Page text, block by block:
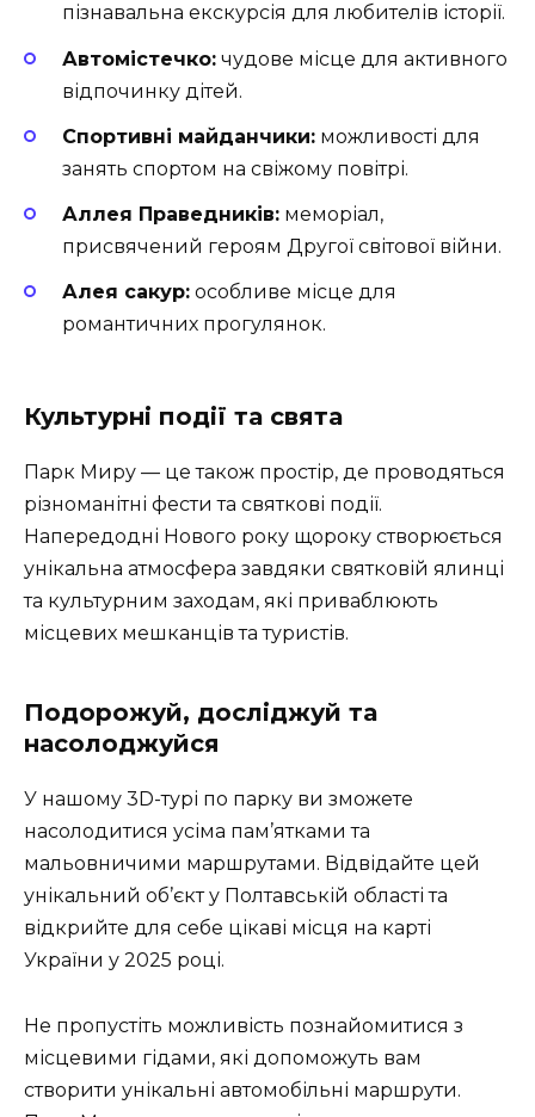
пізнавальна екскурсія для любителів історії.
Автомістечко: чудове місце для активного
відпочинку дітей.
Спортивні майданчики: можливості для
занять спортом на свіжому повітрі.
Аллея Праведників: меморіал,
присвячений героям Другої світової війни.
Алея сакур: особливе місце для
романтичних прогулянок.
Культурні події та свята
Парк Миру — це також простір, де проводяться
різноманітні фести та святкові події.
Напередодні Нового року щороку створюється
унікальна атмосфера завдяки святковій ялинці
та культурним заходам, які приваблюють
місцевих мешканців та туристів.
Подорожуй, досліджуй та
насолоджуйся
У нашому 3D-турі по парку ви зможете
насолодитися усіма пам’ятками та
мальовничими маршрутами. Відвідайте цей
унікальний об’єкт у Полтавській області та
відкрийте для себе цікаві місця на карті
України у 2025 році.
Не пропустіть можливість познайомитися з
місцевими гідами, які допоможуть вам
створити унікальні автомобільні маршрути.